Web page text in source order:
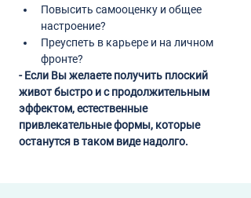
Повысить самооценку и общее
настроение?
Преуспеть в карьере и на личном
фронте?
- Если Вы желаете получить плоский
живот быстро и с продолжительным
эффектом, естественные
привлекательные формы, которые
останутся в таком виде надолго.